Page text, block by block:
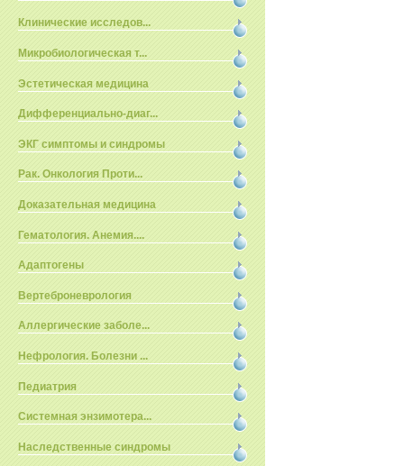
Клинические исследов...
Микробиологическая т...
Эстетическая медицина
Дифференциально-диаг...
ЭКГ симптомы и синдромы
Рак. Онкология Проти...
Доказательная медицина
Гематология. Анемия....
Адаптогены
Вертеброневрология
Аллергические заболе...
Нефрология. Болезни ...
Педиатрия
Системная энзимотера...
Наследственные синдромы